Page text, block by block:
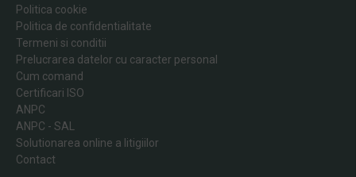
Politica cookie
Politica de confidentialitate
Termeni si conditii
Prelucrarea datelor cu caracter personal
Cum comand
Certificari ISO
ANPC
ANPC - SAL
Solutionarea online a litigiilor
Contact